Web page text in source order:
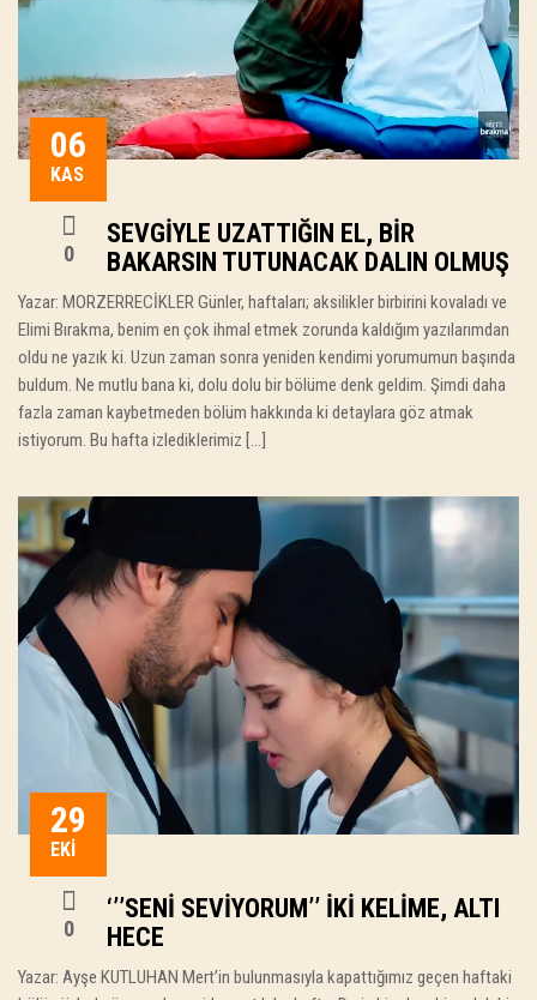
06
KAS
0
SEVGIYLE UZATTIĞIN EL, BIR
BAKARSIN TUTUNACAK DALIN OLMUŞ
Yazar: MORZERRECİKLER Günler, haftaları; aksilikler birbirini kovaladı ve
Elimi Bırakma, benim en çok ihmal etmek zorunda kaldığım yazılarımdan
oldu ne yazık ki. Uzun zaman sonra yeniden kendimi yorumumun başında
buldum. Ne mutlu bana ki, dolu dolu bir bölüme denk geldim. Şimdi daha
fazla zaman kaybetmeden bölüm hakkında ki detaylara göz atmak
istiyorum. Bu hafta izlediklerimiz […]
29
EKI
0
‘’’SENI SEVIYORUM’’ İKI KELIME, ALTI
HECE
Yazar: Ayşe KUTLUHAN Mert’in bulunmasıyla kapattığımız geçen haftaki